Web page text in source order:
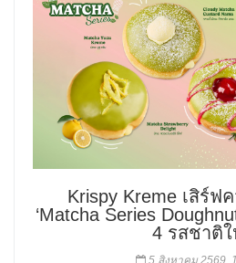
Krispy Kreme เสิร์ฟ
‘Matcha Series
4 รสชาติ